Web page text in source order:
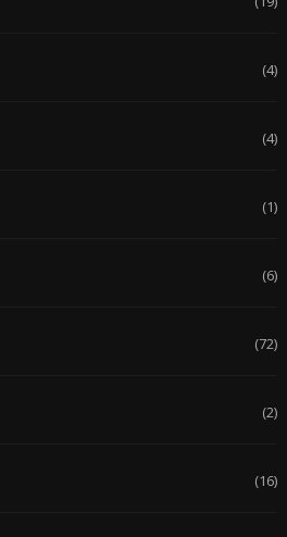
(4)
(4)
(1)
(6)
(72)
(2)
(16)